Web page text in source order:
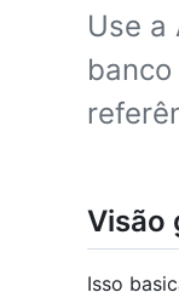
Use a
Visão
Isso